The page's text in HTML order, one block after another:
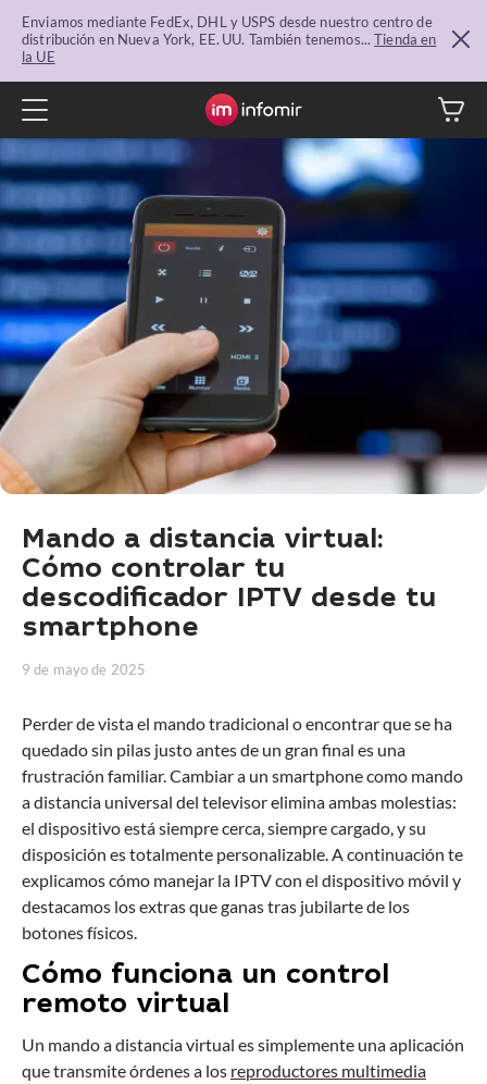
Enviamos mediante FedEx, DHL y USPS desde nuestro centro de
distribución en Nueva York, EE. UU. También tenemos...Tienda en
la UE
Mando a distancia virtual:
Cómo controlar tu
descodificador IPTV desde tu
smartphone
9 de mayo de 2025
Perder de vista el mando tradicional o encontrar que se ha
quedado sin pilas justo antes de un gran final es una
frustración familiar. Cambiar a un smartphone como mando
a distancia universal del televisor elimina ambas molestias:
el dispositivo está siempre cerca, siempre cargado, y su
disposición es totalmente personalizable. A continuación te
explicamos cómo manejar la IPTV con el dispositivo móvil y
destacamos los extras que ganas tras jubilarte de los
botones físicos.
Cómo funciona un control
remoto virtual
Un mando a distancia virtual es simplemente una aplicación
que transmite órdenes a los reproductores multimedia